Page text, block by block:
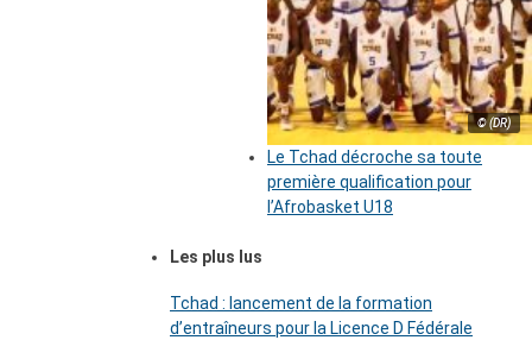
© (DR)
Le Tchad décroche sa toute
première qualification pour
l’Afrobasket U18
Les plus lus
Tchad : lancement de la formation
d’entraîneurs pour la Licence D Fédérale